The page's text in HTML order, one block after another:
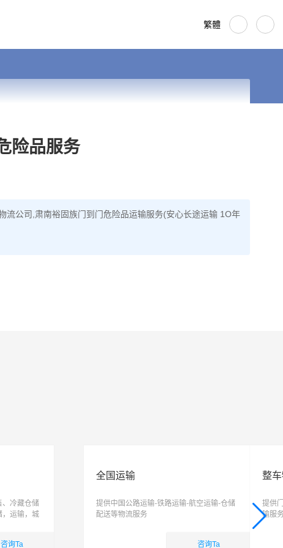
繁體
险品服务
公司,肃南裕固族门到门危险品运输服务(安心长途运输 1O年
、冷藏仓储
，运输，城
咨询Ta
全国运输
提供中国公路运输-铁路运输-航空运输-仓储
配送等物流服务
咨询Ta
整
提供
输服